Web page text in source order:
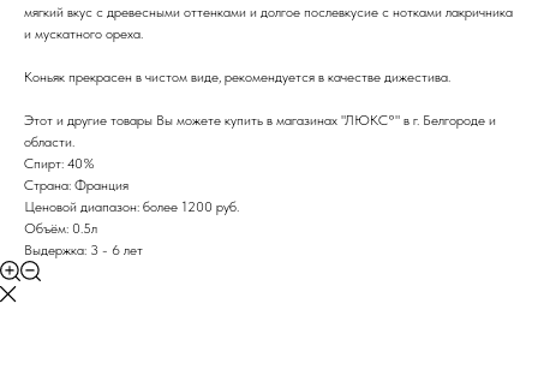
мягкий вкус с древесными оттенками и долгое послевкусие с нотками лакричника
и мускатного ореха.
Коньяк прекрасен в чистом виде, рекомендуется в качестве дижестива.
Этот и другие товары Вы можете купить в магазинах "ЛЮКС°" в г. Белгороде и
области.
Спирт: 40%
Страна: Франция
Ценовой диапазон: более 1200 руб.
Объём: 0.5л
Выдержка: 3 - 6 лет